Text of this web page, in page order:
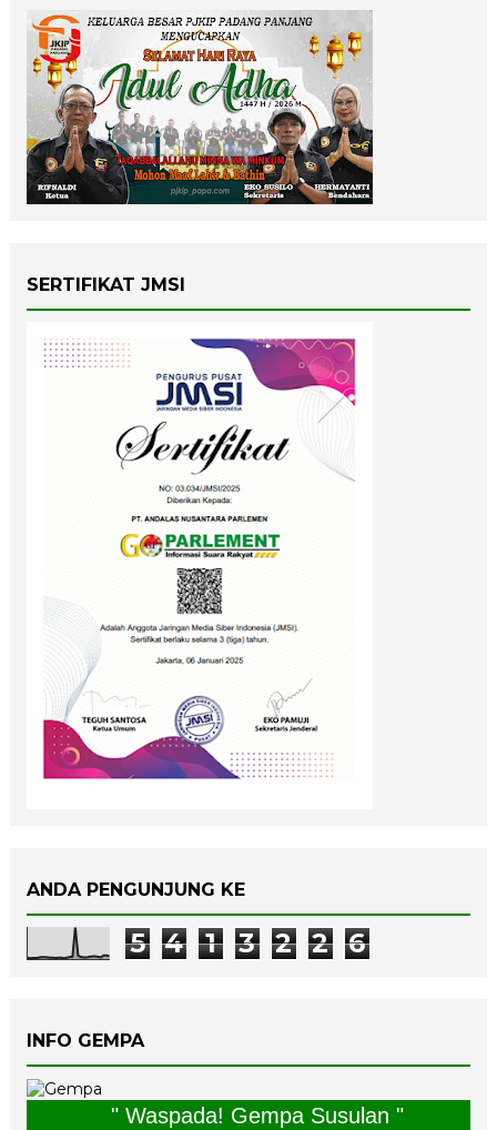
SERTIFIKAT JMSI
ANDA PENGUNJUNG KE
5 4 1 3 2 2 6
INFO GEMPA
" Waspada! Gempa Susulan "